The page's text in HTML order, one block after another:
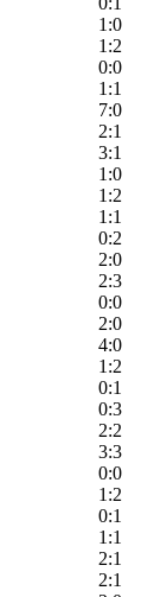
1:0
1:2
0:0
1:1
7:0
2:1
3:1
1:0
1:2
1:1
0:2
2:0
2:3
0:0
2:0
4:0
1:2
0:1
0:3
2:2
3:3
0:0
1:2
0:1
1:1
2:1
2:1